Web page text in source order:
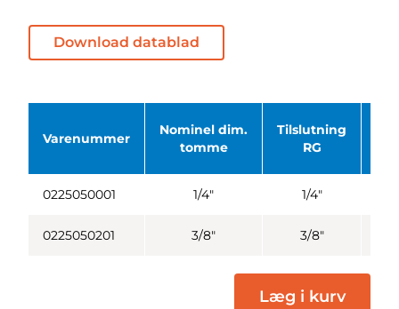
Download datablad
Varenummer
Nominel dim.
tomme
Tilslutning
RG
0225050001 1/4" 1/4"
0225050201 3/8" 3/8"
Læg i kurv